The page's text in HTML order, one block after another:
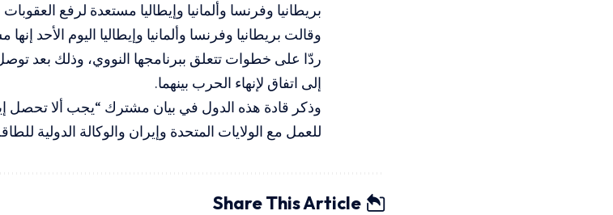
بريطانيا وفرنسا وألمانيا وإيطاليا مستعدة لرفع
وقالت بريطانيا ‌وفرنسا وألمانيا وإيطاليا اليوم الأحد
ردّا على خطوات تتعلق ببرنامجها النووي، وذلك بعد توصل
إلى اتفاق لإنهاء الحرب بينهما.
وذكر قادة هذه الدول في بيان ‌مشترك “يجب ألا تحصل
للعمل مع الولايات المتحدة وإيران والوكالة الدولية
Share This Article